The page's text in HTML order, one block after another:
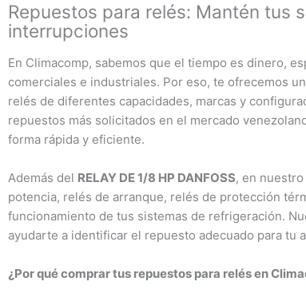
Repuestos para relés: Mantén tus
interrupciones
En Climacomp, sabemos que el tiempo es dinero,
comerciales e industriales. Por eso, te ofrecemos
relés de diferentes capacidades, marcas y
repuestos más solicitados en el mercado
forma rápida y eficiente.
Además del RELAY DE 1/8 HP DANFOSS, en
potencia, relés de arranque, relés de protección
funcionamiento de tus sistemas de refrigeración.
ayudarte a identificar el repuesto adecuado para tu
¿Por qué comprar tus repuestos para relés en